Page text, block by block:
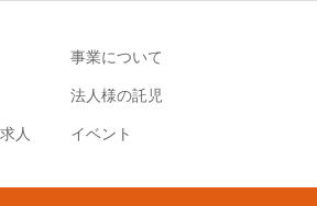
事業について
法人様の託児
人 イベント